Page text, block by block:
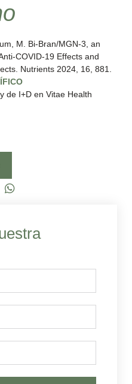
M. Bi-Bran/MGN-3, an
COVID-19 Effects and
Nutrients 2024, 16, 881.
de I+D en Vitae Health